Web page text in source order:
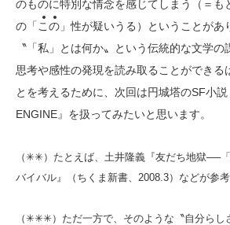
のものに特別な情念を感じてしまう（＝も
の「 こ の 」性が疑いうる）ということがあ
〝「私」とは何か〟という伝統的な文学
思考や感性の発現を読み取ることができる
とを考えるために、次回は円城塔のSF小
ENGINE』を扱ってみたいと思います。
（✳✳）たとえば、土井隆義『友だち地獄──
バイバル』（ちくま新書、2008.3）などが参考
（✳✳✳）ただ一方で、そのような〝自分らし